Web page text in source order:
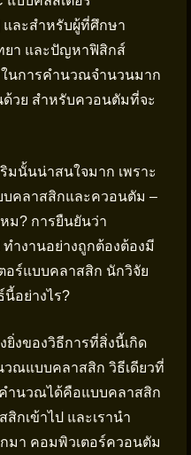
และสำหรับผู้ที่ศึกษา
ยา และปัญหาฟิสิกส์
นการคำนวณจำนวนมาก
ด้วย สำหรับควอนตัมที่จะ
มนั้นน่าสนใจมาก เพราะ
บคลาสสิกและควอนตัม –
ม? การยืนยันว่า
ทำงานอย่างถูกต้องต้องมี
อร์แบบคลาสสิก นักวิจัย
อย่างไร?
งของวิธีการที่สิ่งนี้เกิด
ณแบบคลาสสิก วิธีเดียวที่
ำนวณได้คือแบบคลาสสิก
กเข้าไป และเรานำ
า คอมพิวเตอร์ควอนตัม